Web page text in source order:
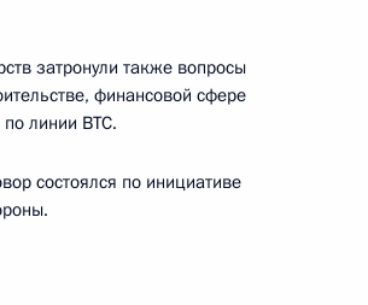
затронули также вопросы
финансовой сфере
линии ВТС.
состоялся по инициативе